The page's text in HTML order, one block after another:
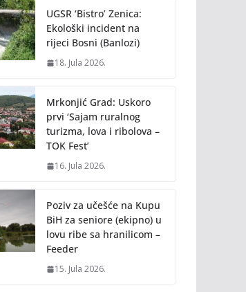
UGSR ‘Bistro’ Zenica:
Ekološki incident na
rijeci Bosni (Banlozi)
18. Jula 2026.
Mrkonjić Grad: Uskoro
prvi ‘Sajam ruralnog
turizma, lova i ribolova –
TOK Fest’
16. Jula 2026.
Poziv za učešće na Kupu
BiH za seniore (ekipno) u
lovu ribe sa hranilicom –
Feeder
15. Jula 2026.